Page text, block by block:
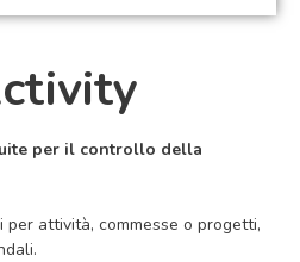
per il controllo della
per attività, commesse o progetti,